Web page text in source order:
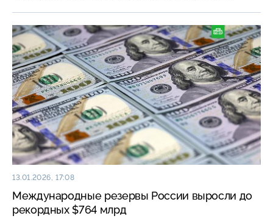
13.01.2026, 17:08
Международные резервы России выросли до
рекордных $764 млрд